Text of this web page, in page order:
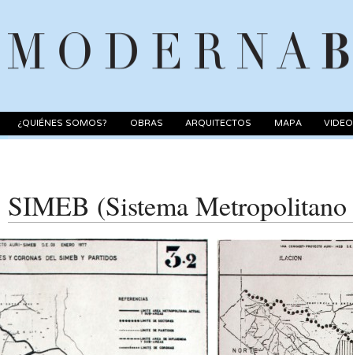
¿QUIÉNES SOMOS? OBRAS ARQUITECTOS MAPA
SIMEB (Sistema Metropolitano